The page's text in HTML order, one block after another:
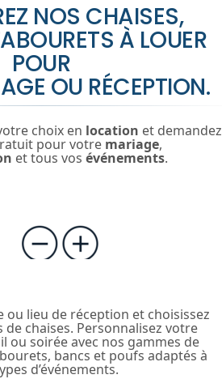
NOS CHAISES,
À LOUER
POUR
OU RÉCEPTION.
choix en location et demandez
pour votre mariage,
et tous vos événements.
ou lieu de réception et choisissez
chaises. Personnalisez votre
ou soirée avec nos gammes de
bancs et poufs adaptés à
d’événements.